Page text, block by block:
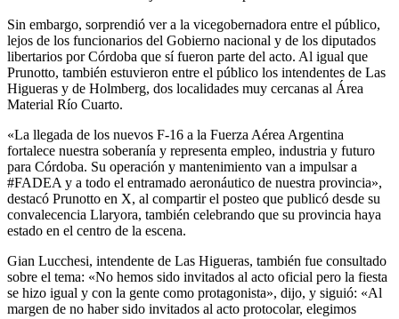
Sin embargo, sorprendió ver a la vicegobernadora entre el público,
lejos de los funcionarios del Gobierno nacional y de los diputados
libertarios por Córdoba que sí fueron parte del acto. Al igual que
Prunotto, también estuvieron entre el público los intendentes de Las
Higueras y de Holmberg, dos localidades muy cercanas al Área
Material Río Cuarto.
«La llegada de los nuevos F-16 a la Fuerza Aérea Argentina
fortalece nuestra soberanía y representa empleo, industria y futuro
para Córdoba. Su operación y mantenimiento van a impulsar a
#FADEA y a todo el entramado aeronáutico de nuestra provincia»,
destacó Prunotto en X, al compartir el posteo que publicó desde su
convalecencia Llaryora, también celebrando que su provincia haya
estado en el centro de la escena.
Gian Lucchesi, intendente de Las Higueras, también fue consultado
sobre el tema: «No hemos sido invitados al acto oficial pero la fiesta
se hizo igual y con la gente como protagonista», dijo, y siguió: «Al
margen de no haber sido invitados al acto protocolar, elegimos